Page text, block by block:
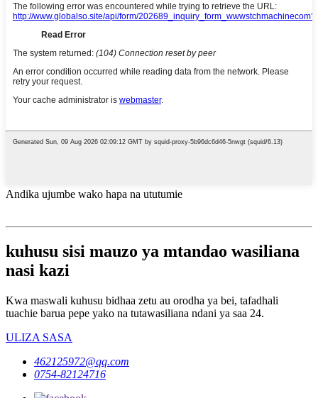
Andika ujumbe wako hapa na ututumie
kuhusu sisi mauzo ya mtandao wasiliana
nasi kazi
Kwa maswali kuhusu bidhaa zetu au orodha ya bei, tafadhali
tuachie barua pepe yako na tutawasiliana ndani ya saa 24.
ULIZA SASA
462125972@qq.com
0754-82124716